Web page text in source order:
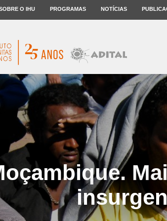
O IHU PROGRAMAS NOTÍCIAS